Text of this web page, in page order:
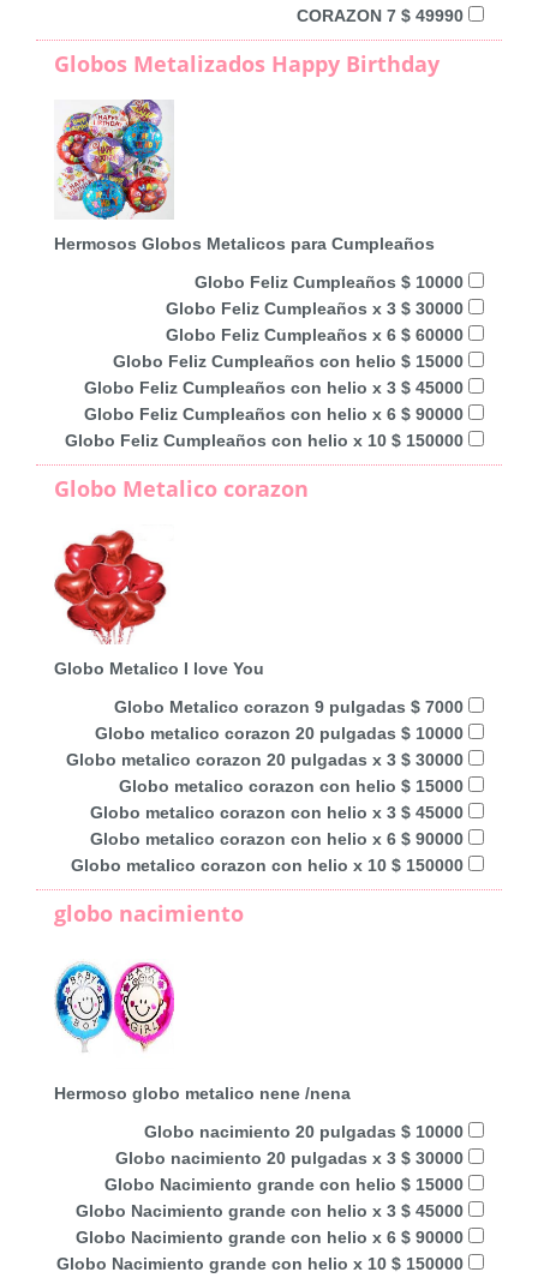
CORAZON 7 $ 49990
Globos Metalizados Happy Birthday
Hermosos Globos Metalicos para Cumpleaños
Globo Feliz Cumpleaños $ 10000
Globo Feliz Cumpleaños x 3 $ 30000
Globo Feliz Cumpleaños x 6 $ 60000
Globo Feliz Cumpleaños con helio $ 15000
Globo Feliz Cumpleaños con helio x 3 $ 45000
Globo Feliz Cumpleaños con helio x 6 $ 90000
Globo Feliz Cumpleaños con helio x 10 $ 150000
Globo Metalico corazon
Globo Metalico I love You
Globo Metalico corazon 9 pulgadas $ 7000
Globo metalico corazon 20 pulgadas $ 10000
Globo metalico corazon 20 pulgadas x 3 $ 30000
Globo metalico corazon con helio $ 15000
Globo metalico corazon con helio x 3 $ 45000
Globo metalico corazon con helio x 6 $ 90000
Globo metalico corazon con helio x 10 $ 150000
globo nacimiento
Hermoso globo metalico nene /nena
Globo nacimiento 20 pulgadas $ 10000
Globo nacimiento 20 pulgadas x 3 $ 30000
Globo Nacimiento grande con helio $ 15000
Globo Nacimiento grande con helio x 3 $ 45000
Globo Nacimiento grande con helio x 6 $ 90000
Globo Nacimiento grande con helio x 10 $ 150000